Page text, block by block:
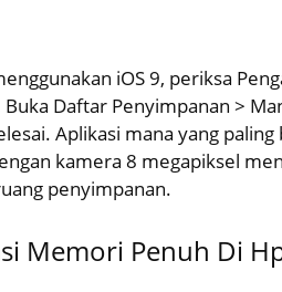
iOS 9, periksa
Buka Daftar Penyimpanan >
Aplikasi mana yang
kamera 8 megapiksel
penyimpanan.
Memori Penuh Di